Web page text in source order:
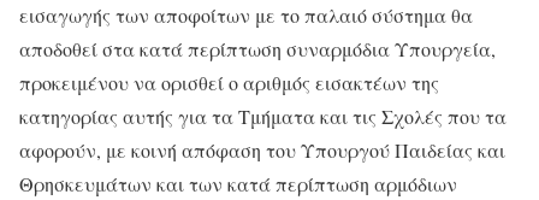
εισαγωγής των αποφοίτων με το παλαιό σύστημα θα
αποδοθεί στα κατά περίπτωση συναρμόδια Υπουργεία,
προκειμένου να ορισθεί ο αριθμός εισακτέων της
κατηγορίας αυτής για τα Τμήματα και τις Σχολές που τα
αφορούν, με κοινή απόφαση του Υπουργού Παιδείας και
Θρησκευμάτων και των κατά περίπτωση αρμόδιων